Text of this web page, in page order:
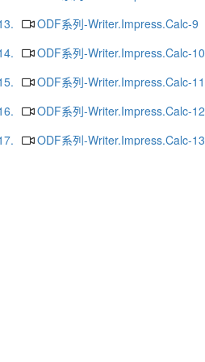
ODF系列-Writer.Impress.Calc-9
ODF系列-Writer.Impress.Calc-10
ODF系列-Writer.Impress.Calc-11
ODF系列-Writer.Impress.Calc-12
ODF系列-Writer.Impress.Calc-13